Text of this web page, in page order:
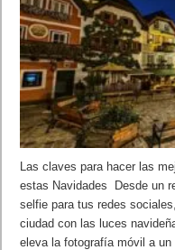
Las claves para hacer las
estas Navidades Desde un
selfie para tus redes
ciudad con las luces
eleva la fotografía móvil a